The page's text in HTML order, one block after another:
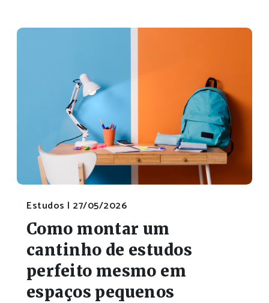
Estudos | 27/05/2026
Como montar um
cantinho de estudos
perfeito mesmo em
espaços pequenos